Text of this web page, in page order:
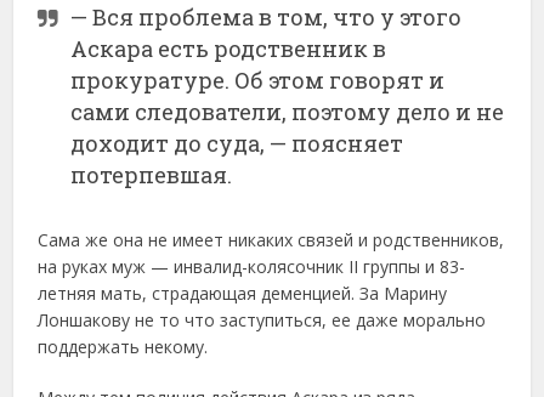
— Вся проблема в том, что у этого
Аскара есть родственник в
прокуратуре. Об этом говорят и
сами следователи, поэтому дело и не
доходит до суда, — поясняет
потерпевшая.
Сама же она не имеет никаких связей и родственников,
на руках муж — инвалид-колясочник II группы и 83-
летняя мать, страдающая деменцией. За Марину
Лоншакову не то что заступиться, ее даже морально
поддержать некому.